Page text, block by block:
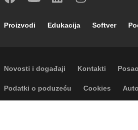
Footer main navigation
Proizvodi Edukacija Softver
Footer secondary navigation
Novosti i događaji Kontakti Posao
Footer menu
Podatki o poduzeću Cookies